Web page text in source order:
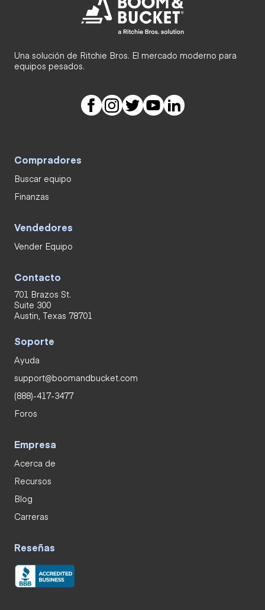
Una solución de Ritchie Bros. El mercado moderno para
equipos pesados.
Compradores
Buscar equipo
Finanzas
Vendedores
Vender Equipo
Contacto
701 Brazos St.
Suite 300
Austin, Texas 78701
Soporte
Ayuda
support@boomandbucket.com
(888)-417-3477
Foros
Empresa
Acerca de
Recursos
Blog
Carreras
Reseñas